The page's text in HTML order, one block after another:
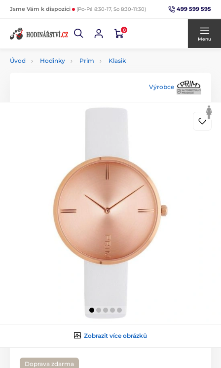
Jsme Vám k dispozici (Po-Pá 8:30-17, So 8:30-11:30) 499 599 595
0
Menu
Úvod Hodinky Prim Klasik
Výrobce
Zobrazit více obrázků
Doprava zdarma